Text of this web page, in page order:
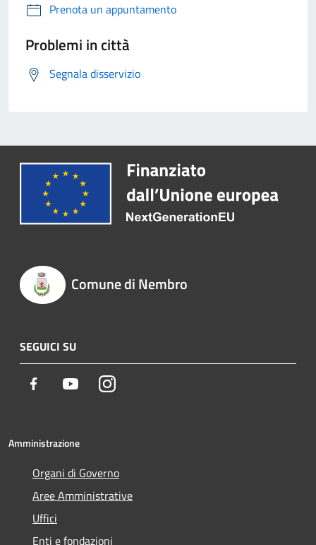
Prenota un appuntamento
Problemi in città
Segnala disservizio
Comune di Nembro
SEGUICI SU
Facebook YoutubeInstagram
Amministrazione
Organi di Governo
Aree Amministrative
Uffici
Enti e fondazioni